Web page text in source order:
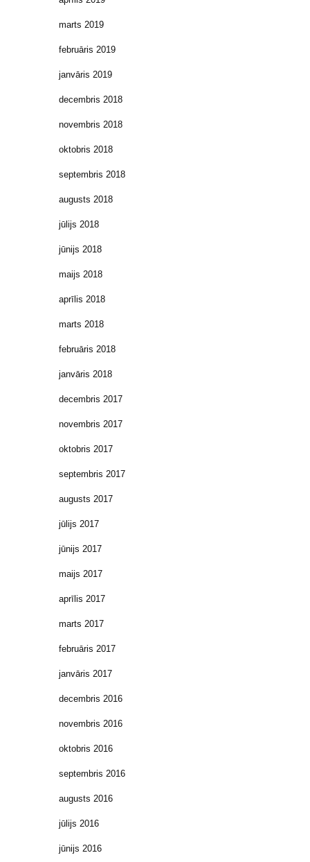
marts 2019
februāris 2019
janvāris 2019
decembris 2018
novembris 2018
oktobris 2018
septembris 2018
augusts 2018
jūlijs 2018
jūnijs 2018
maijs 2018
aprīlis 2018
marts 2018
februāris 2018
janvāris 2018
decembris 2017
novembris 2017
oktobris 2017
septembris 2017
augusts 2017
jūlijs 2017
jūnijs 2017
maijs 2017
aprīlis 2017
marts 2017
februāris 2017
janvāris 2017
decembris 2016
novembris 2016
oktobris 2016
septembris 2016
augusts 2016
jūlijs 2016
jūnijs 2016